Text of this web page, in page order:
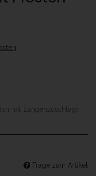
mit Längenzuschlag)
Frage zum Artikel